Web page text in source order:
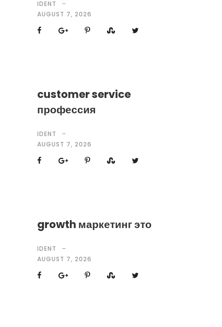
IDENT
AUGUST 7, 2026
customer service
профессия
IDENT
AUGUST 7, 2026
growth маркетинг это
IDENT
AUGUST 7, 2026